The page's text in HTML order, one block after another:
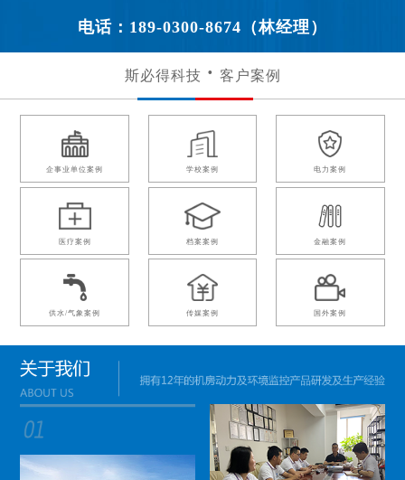
电话：189-0300-8674（林经理）
斯必得科技 客户案例
企事业单位案例 学校案例 电力案例
医疗案例 档案案例 金融案例
供水/气象案例 传媒案例 国外案例